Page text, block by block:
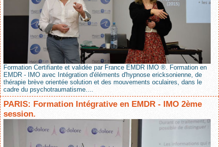
Formation Certifiante et validée par France EMDR IMO ®. Formation en
EMDR - IMO avec Intégration d'éléments d'hypnose ericksonienne, de
thérapie brève orientée solution et des mouvements oculaires, dans le
cadre du psychotraumatisme....
PARIS: Formation Intégrative en EMDR - IMO 2ème
session.